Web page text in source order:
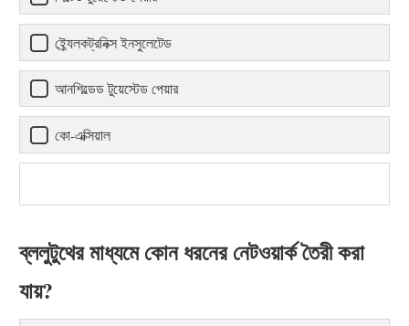
ই্র্যেলকট্রনিক্স ইনসুলেটেড
আনশিল্ডেড টুয়েস্টেড পেয়ার
কো-এক্সিয়াল
ব্ললুটুথের মাধ্যমে কোন ধরনের নেটওয়ার্ক তৈরী করা
যায়?